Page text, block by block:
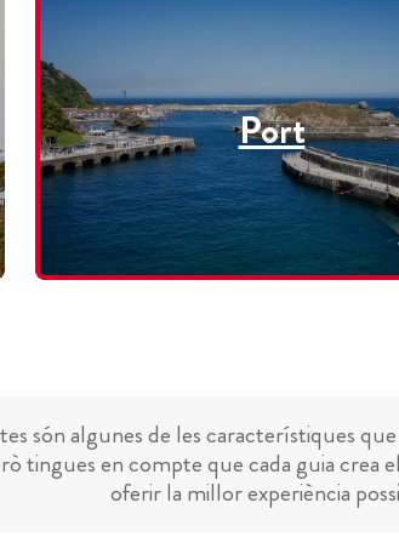
Port
són algunes de les característiques
tingues en compte que cada guia crea
oferir la millor experiència